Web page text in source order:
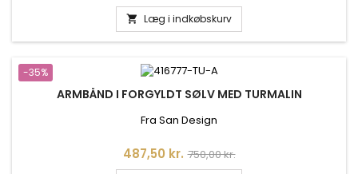
 Læg i indkøbskurv
-35%
ARMBÅND I FORGYLDT SØLV MED TURMALIN
Fra San Design
Pris
487,50 kr. Normalpris
750,00 kr.